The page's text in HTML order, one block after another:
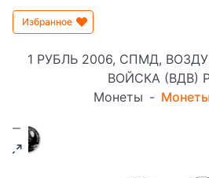
Избранное
1 РУБЛЬ 2006, СПМД,
ВОЙСКА (ВДВ)
Монеты -